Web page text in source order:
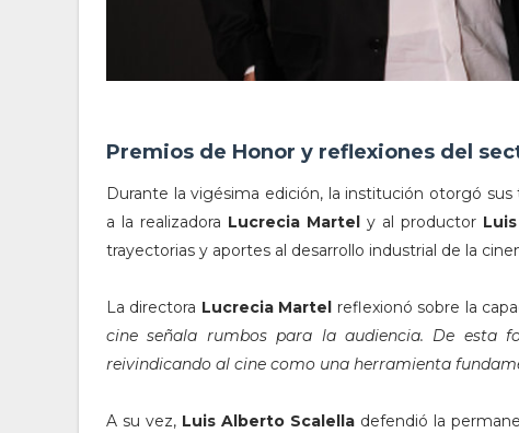
Premios de Honor y reflexiones del
Durante la vigésima edición, la institución otorgó sus
a la realizadora Lucrecia Martel y al productor
trayectorias y aportes al desarrollo industrial de la
La directora Lucrecia Martel reflexionó sobre la
cine señala rumbos para la audiencia. De esta
reivindicando al cine como una herramienta
A su vez, Luis Alberto Scalella defendió la